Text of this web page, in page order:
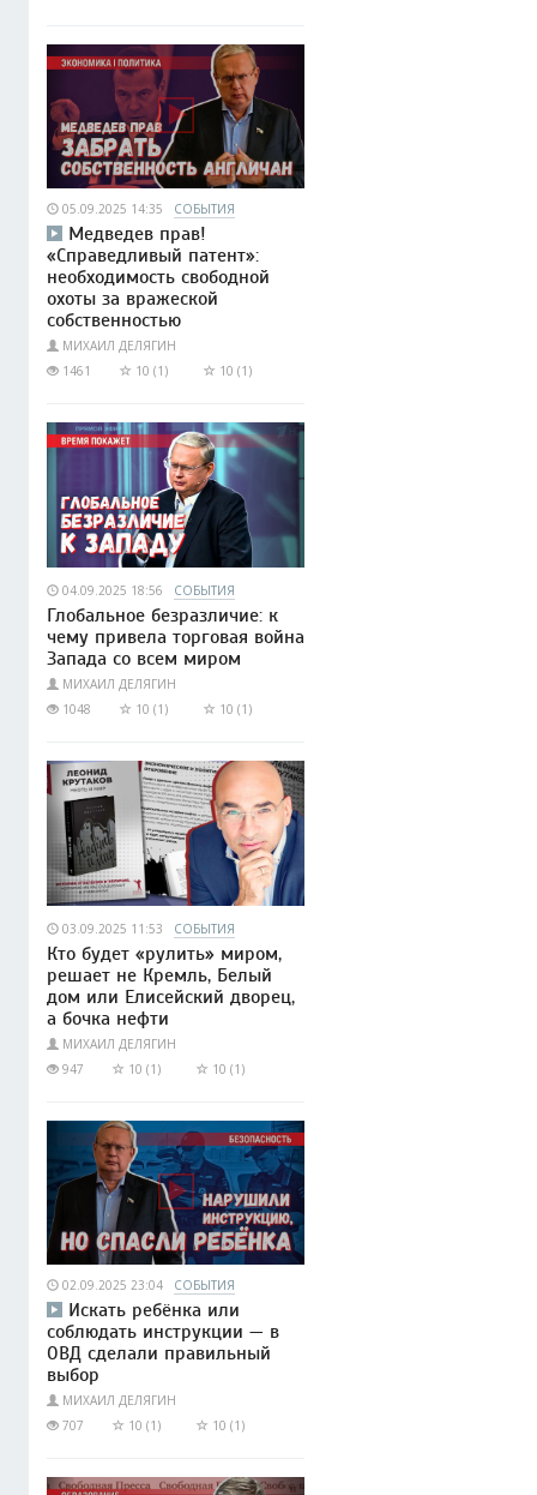
05.09.2025 14:35 СОБЫТИЯ
Медведев прав!
«Справедливый патент»:
необходимость свободной
охоты за вражеской
собственностью
МИХАИЛ ДЕЛЯГИН
1461
10 (1) 10 (1)
04.09.2025 18:56 СОБЫТИЯ
Глобальное безразличие: к
чему привела торговая война
Запада со всем миром
МИХАИЛ ДЕЛЯГИН
1048
10 (1) 10 (1)
03.09.2025 11:53 СОБЫТИЯ
Кто будет «рулить» миром,
решает не Кремль, Белый
дом или Елисейский дворец,
а бочка нефти
МИХАИЛ ДЕЛЯГИН
947
10 (1) 10 (1)
02.09.2025 23:04 СОБЫТИЯ
Искать ребёнка или
соблюдать инструкции — в
ОВД сделали правильный
выбор
МИХАИЛ ДЕЛЯГИН
707
10 (1) 10 (1)